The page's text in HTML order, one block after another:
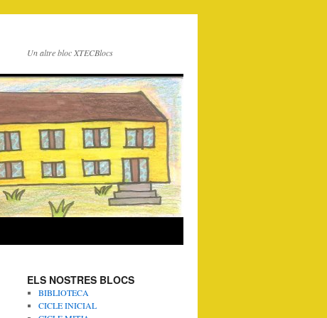
Un altre bloc XTECBlocs
ELS NOSTRES BLOCS
BIBLIOTECA
CICLE INICIAL